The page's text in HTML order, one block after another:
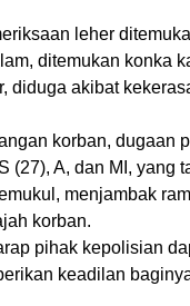
leher
ditemukan konka
diduga akibat
korban, dugaan
(27), A, dan MI, yang
menjambak
korban.
pihak kepolisian
keadilan